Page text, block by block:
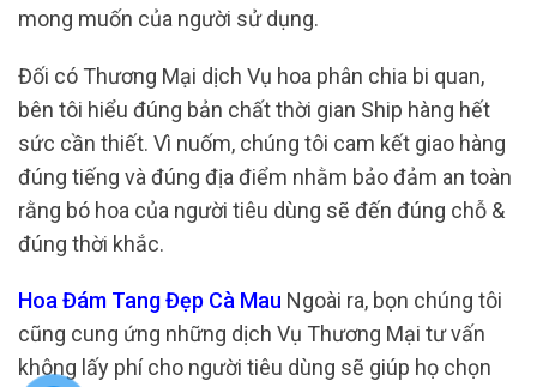
mong muốn của người sử dụng.
Đối có Thương Mại dịch Vụ hoa phân chia bi quan,
bên tôi hiểu đúng bản chất thời gian Ship hàng hết
sức cần thiết. Vì nuốm, chúng tôi cam kết giao hàng
đúng tiếng và đúng địa điểm nhằm bảo đảm an toàn
rằng bó hoa của người tiêu dùng sẽ đến đúng chỗ &
đúng thời khắc.
Hoa Đám Tang Đẹp Cà Mau Ngoài ra, bọn chúng tôi
cũng cung ứng những dịch Vụ Thương Mại tư vấn
không lấy phí cho người tiêu dùng sẽ giúp họ chọn